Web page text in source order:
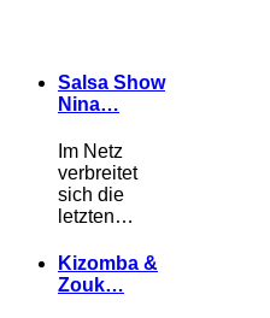
Salsa Show
Nina…
Im Netz
verbreitet
sich die
letzten…
Kizomba &
Zouk…